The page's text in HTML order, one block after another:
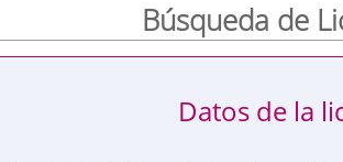
Búsqueda de
Datos de la